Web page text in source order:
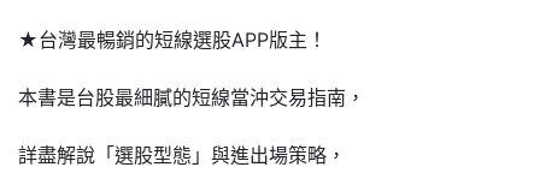
★台灣最暢銷的短線選股APP版主！
本書是台股最細膩的短線當沖交易指南，
詳盡解說「選股型態」與進出場策略，